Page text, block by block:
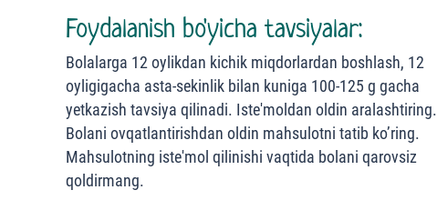
Foydalanish bo'yicha tavsiyalar:
Bolalarga 12 oylikdan kichik miqdorlardan boshlash, 12
oyligigacha asta-sekinlik bilan kuniga 100-125 g gacha
yetkazish tavsiya qilinadi. Iste'moldan oldin aralashtiring.
Bolani ovqatlantirishdan oldin mahsulotni tatib ko’ring.
Mahsulotning iste'mol qilinishi vaqtida bolani qarovsiz
qoldirmang.